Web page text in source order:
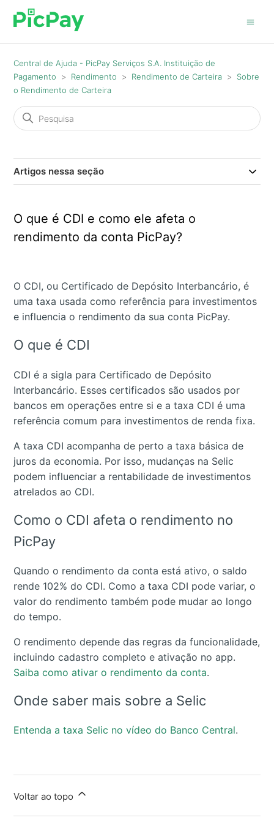
Central de Ajuda - PicPay Serviços S.A. Instituição de
Pagamento
Rendimento Rendimento de Carteira
Sobre
o Rendimento de Carteira
Artigos nessa seção
O que é CDI e como ele afeta o
rendimento da conta PicPay?
O CDI, ou Certificado de Depósito Interbancário, é
uma taxa usada como referência para investimentos
e influencia o rendimento da sua conta PicPay.
O que é CDI
CDI é a sigla para Certificado de Depósito
Interbancário. Esses certificados são usados por
bancos em operações entre si e a taxa CDI é uma
referência comum para investimentos de renda fixa.
A taxa CDI acompanha de perto a taxa básica de
juros da economia. Por isso, mudanças na Selic
podem influenciar a rentabilidade de investimentos
atrelados ao CDI.
Como o CDI afeta o rendimento no
PicPay
Quando o rendimento da conta está ativo, o saldo
rende 102% do CDI. Como a taxa CDI pode variar, o
valor do rendimento também pode mudar ao longo
do tempo.
O rendimento depende das regras da funcionalidade,
incluindo cadastro completo e ativação no app.
Saiba como ativar o rendimento da conta.
Onde saber mais sobre a Selic
Entenda a taxa Selic no vídeo do Banco Central.
Voltar ao topo